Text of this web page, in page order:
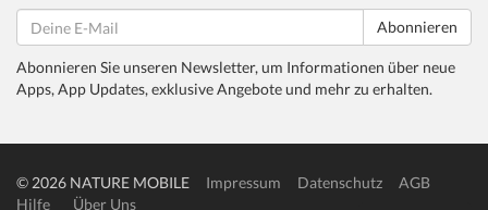
Abonnieren
Abonnieren Sie unseren Newsletter, um Informationen über neue
Apps, App Updates, exklusive Angebote und mehr zu erhalten.
© 2026 NATURE MOBILE Impressum Datenschutz
AGB
Hilfe
Über Uns